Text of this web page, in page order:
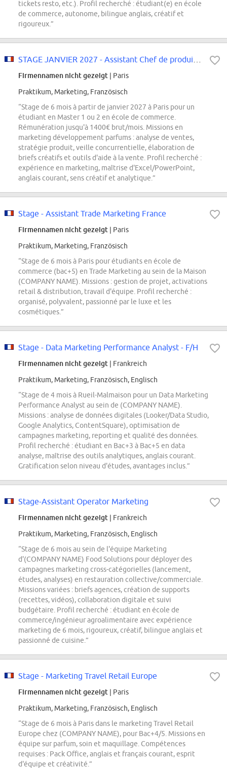
tickets resto, etc.). Profil recherché : étudiant(e) en école
de commerce, autonome, bilingue anglais, créatif et
rigoureux.”
Firmennamen nicht gezeigt | Paris
Praktikum, Marketing, Französisch
“Stage de 6 mois à partir de janvier 2027 à Paris pour un
étudiant en Master 1 ou 2 en école de commerce.
Rémunération jusqu'à 1400€ brut/mois. Missions en
marketing développement parfums : analyse de ventes,
stratégie produit, veille concurrentielle, élaboration de
briefs créatifs et outils d'aide à la vente. Profil recherché :
expérience en marketing, maîtrise d'Excel/PowerPoint,
anglais courant, sens créatif et analytique.”
Stage - Assistant Trade Marketing France
Firmennamen nicht gezeigt | Paris
Praktikum, Marketing, Französisch
“Stage de 6 mois à Paris pour étudiants en école de
commerce (bac+5) en Trade Marketing au sein de la Maison
(COMPANY NAME). Missions : gestion de projet, activations
retail & distribution, travail d'équipe. Profil recherché :
organisé, polyvalent, passionné par le luxe et les
cosmétiques.”
Stage - Data Marketing Performance Analyst - F/H
Firmennamen nicht gezeigt | Frankreich
Praktikum, Marketing, Französisch, Englisch
“Stage de 4 mois à Rueil-Malmaison pour un Data Marketing
Performance Analyst au sein de (COMPANY NAME).
Missions : analyse de données digitales (Looker/Data Studio,
Google Analytics, ContentSquare), optimisation de
campagnes marketing, reporting et qualité des données.
Profil recherché : étudiant en Bac+3 à Bac+5 en data
analyse, maîtrise des outils analytiques, anglais courant.
Gratification selon niveau d'études, avantages inclus.”
Stage-Assistant Operator Marketing
Firmennamen nicht gezeigt | Frankreich
Praktikum, Marketing, Französisch, Englisch
“Stage de 6 mois au sein de l'équipe Marketing
d'(COMPANY NAME) Food Solutions pour déployer des
campagnes marketing cross-catégorielles (lancement,
études, analyses) en restauration collective/commerciale.
Missions variées : briefs agences, création de supports
(recettes, vidéos), collaboration digitale et suivi
budgétaire. Profil recherché : étudiant en école de
commerce/ingénieur agroalimentaire avec expérience
marketing de 6 mois, rigoureux, créatif, bilingue anglais et
passionné de cuisine.”
Stage - Marketing Travel Retail Europe
Firmennamen nicht gezeigt | Paris
Praktikum, Marketing, Französisch, Englisch
“Stage de 6 mois à Paris dans le marketing Travel Retail
Europe chez (COMPANY NAME), pour Bac+4/5. Missions en
équipe sur parfum, soin et maquillage. Compétences
requises : Pack Office, anglais et français courant, esprit
d'équipe et créativité.”